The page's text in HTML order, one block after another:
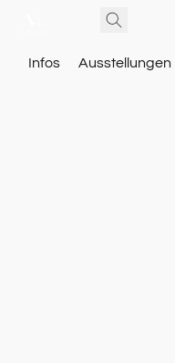
Infos Ausstellungen